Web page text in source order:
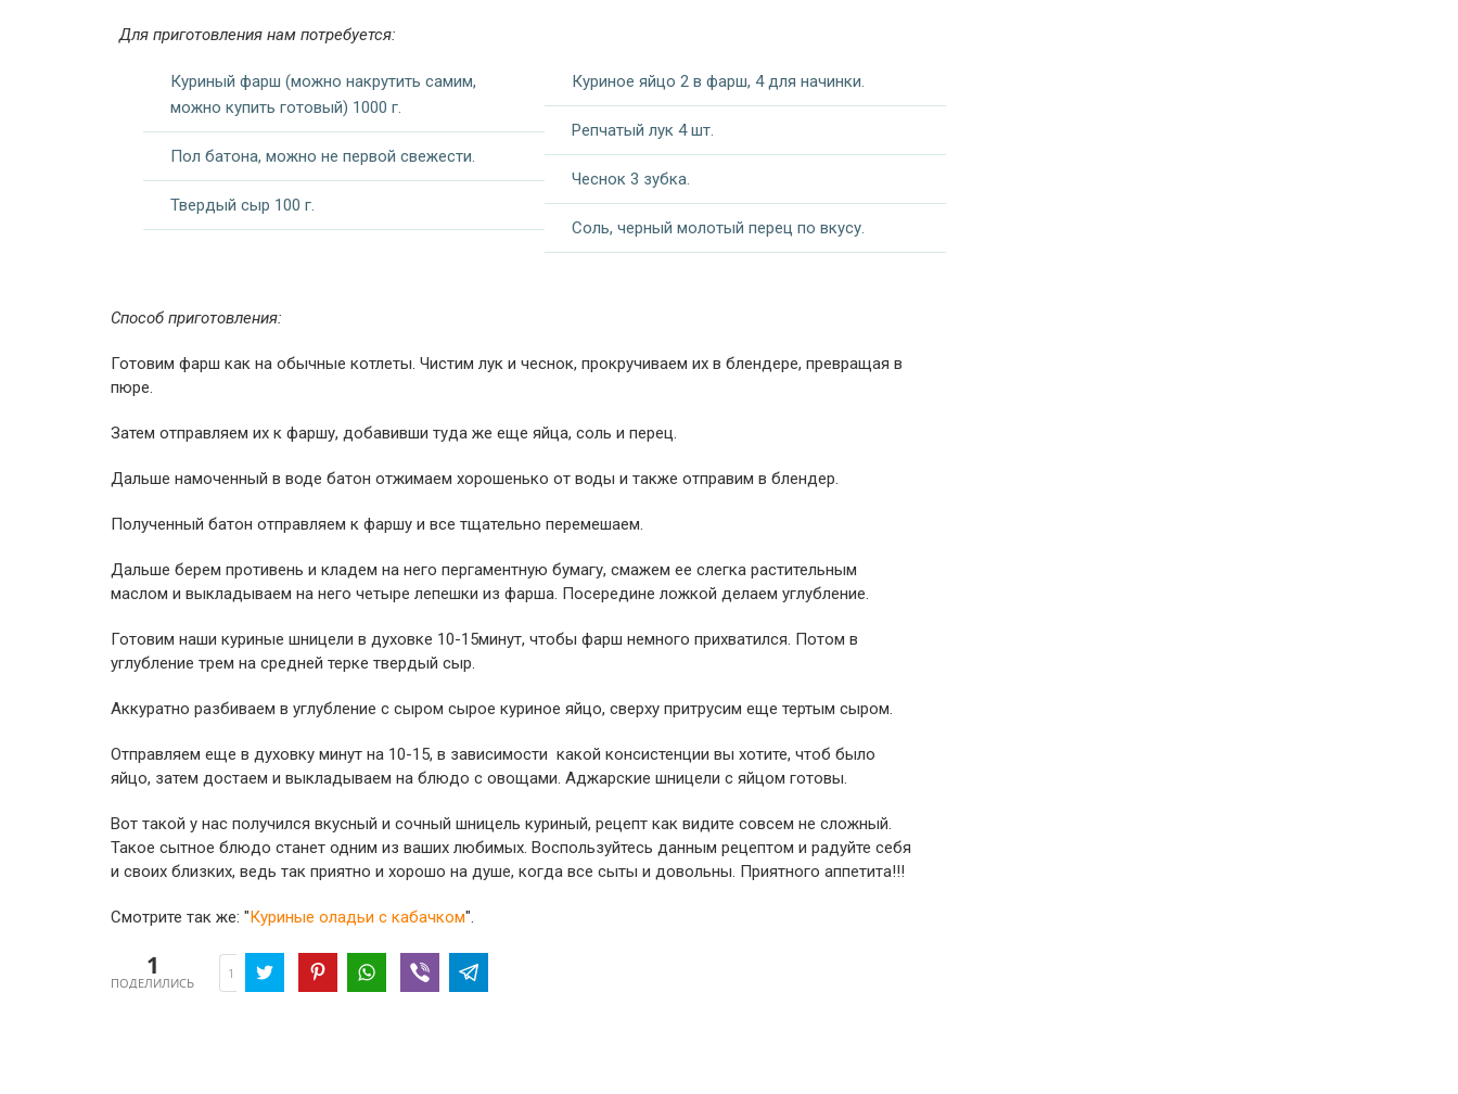
Для приготовления нам потребуется:
Куриный фарш (можно накрутить самим,
можно купить готовый) 1000 г.
Пол батона, можно не первой свежести.
Твердый сыр 100 г.
Куриное яйцо 2 в фарш, 4 для начинки.
Репчатый лук 4 шт.
Чеснок 3 зубка.
Соль, черный молотый перец по вкусу.
Способ приготовления:
Готовим фарш как на обычные котлеты. Чистим лук и чеснок, прокручиваем их в блендере, превращая в
пюре.
Затем отправляем их к фаршу, добавивши туда же еще яйца, соль и перец.
Дальше намоченный в воде батон отжимаем хорошенько от воды и также отправим в блендер.
Полученный батон отправляем к фаршу и все тщательно перемешаем.
Дальше берем противень и кладем на него пергаментную бумагу, смажем ее слегка растительным
маслом и выкладываем на него четыре лепешки из фарша. Посередине ложкой делаем углубление.
Готовим наши куриные шницели в духовке 10-15минут, чтобы фарш немного прихватился. Потом в
углубление трем на средней терке твердый сыр.
Аккуратно разбиваем в углубление с сыром сырое куриное яйцо, сверху притрусим еще тертым сыром.
Отправляем еще в духовку минут на 10-15, в зависимости какой консистенции вы хотите, чтоб было
яйцо, затем достаем и выкладываем на блюдо с овощами. Аджарские шницели с яйцом готовы.
Вот такой у нас получился вкусный и сочный шницель куриный, рецепт как видите совсем не сложный.
Такое сытное блюдо станет одним из ваших любимых. Воспользуйтесь данным рецептом и радуйте себя
и своих близких, ведь так приятно и хорошо на душе, когда все сыты и довольны. Приятного аппетита!!!
Смотрите так же: "Куриные оладьи с кабачком".
1
ПОДЕЛИЛИСЬ
1